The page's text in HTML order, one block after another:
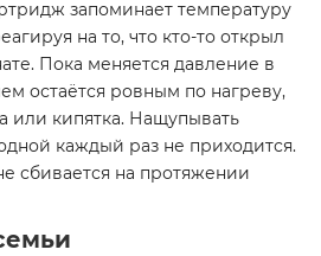
запоминает температуру
на то, что кто-то открыл
Пока меняется давление в
остаётся ровным по нагреву,
или кипятка. Нащупывать
каждый раз не приходится.
сбивается на протяжении